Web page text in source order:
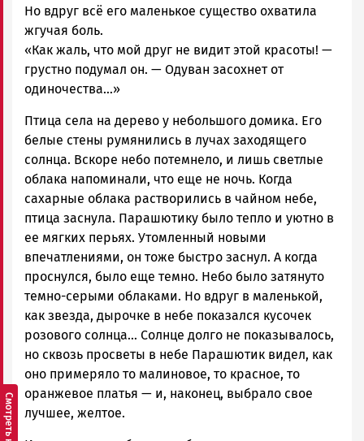
Но вдруг всё его маленькое существо охватила
жгучая боль.
«Как жаль, что мой друг не видит этой красоты! —
грустно подумал он. — Одуван засохнет от
одиночества…»
Птица села на дерево у небольшого домика. Его
белые стены румянились в лучах заходящего
солнца. Вскоре небо потемнело, и лишь светлые
облака напоминали, что еще не ночь. Когда
сахарные облака растворились в чайном небе,
птица заснула. Парашютику было тепло и уютно в
ее мягких перьях. Утомленный новыми
впечатлениями, он тоже быстро заснул. А когда
проснулся, было еще темно. Небо было затянуто
темно-серыми облаками. Но вдруг в маленькой,
как звезда, дырочке в небе показался кусочек
розового солнца… Солнце долго не показывалось,
но сквозь просветы в небе Парашютик видел, как
оно примеряло то малиновое, то красное, то
оранжевое платья — и, наконец, выбрало свое
лучшее, желтое.